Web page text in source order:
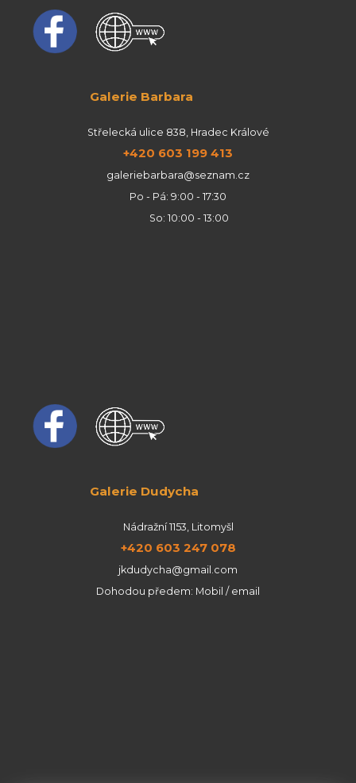
Galerie Barbara
Střelecká ulice 838, Hradec Králové
+420 603 199 413
galeriebarbara@seznam.cz
Po - Pá: 9:00 - 17:30
So: 10:00 - 13:00
Galerie Dudycha
Nádražní 1153, Litomyšl
+420 603 247 078
jkdudycha@gmail.com
Dohodou předem: Mobil / email